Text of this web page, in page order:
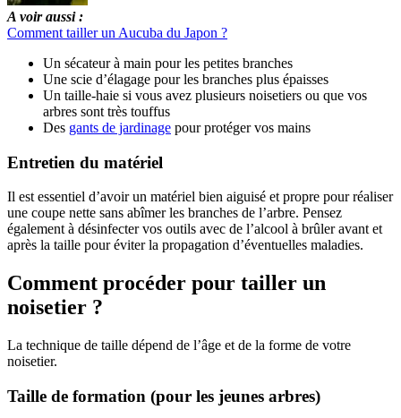
A voir aussi :
Comment tailler un Aucuba du Japon ?
Un sécateur à main pour les petites branches
Une scie d’élagage pour les branches plus épaisses
Un taille-haie si vous avez plusieurs noisetiers ou que vos
arbres sont très touffus
Des gants de jardinage pour protéger vos mains
Entretien du matériel
Il est essentiel d’avoir un matériel bien aiguisé et propre pour réaliser
une coupe nette sans abîmer les branches de l’arbre. Pensez
également à désinfecter vos outils avec de l’alcool à brûler avant et
après la taille pour éviter la propagation d’éventuelles maladies.
Comment procéder pour tailler un
noisetier ?
La technique de taille dépend de l’âge et de la forme de votre
noisetier.
Taille de formation (pour les jeunes arbres)